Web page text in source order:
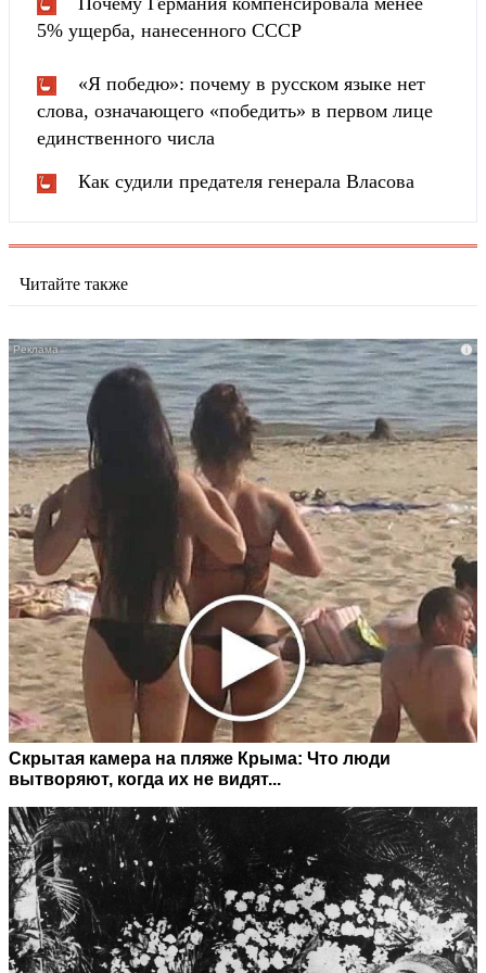
5% ущерба, нанесенного СССР
«Я победю»: почему в русском языке нет
слова, означающего «победить» в первом лице
единственного числа
Как судили предателя генерала Власова
Читайте также
i
Скрытая камера на пляже Крыма: Что люди
вытворяют, когда их не видят...